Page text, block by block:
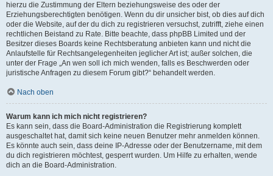
hierzu die Zustimmung der Eltern beziehungsweise des oder der
Erziehungsberechtigten benötigen. Wenn du dir unsicher bist, ob dies auf dich
oder die Website, auf der du dich zu registrieren versuchst, zutrifft, ziehe einen
rechtlichen Beistand zu Rate. Bitte beachte, dass phpBB Limited und der
Besitzer dieses Boards keine Rechtsberatung anbieten kann und nicht die
Anlaufstelle für Rechtsangelegenheiten jeglicher Art ist; außer solchen, die
unter der Frage „An wen soll ich mich wenden, falls es Beschwerden oder
juristische Anfragen zu diesem Forum gibt?“ behandelt werden.
Nach oben
Warum kann ich mich nicht registrieren?
Es kann sein, dass die Board-Administration die Registrierung komplett
ausgeschaltet hat, damit sich keine neuen Benutzer mehr anmelden können.
Es könnte auch sein, dass deine IP-Adresse oder der Benutzername, mit dem
du dich registrieren möchtest, gesperrt wurden. Um Hilfe zu erhalten, wende
dich an die Board-Administration.